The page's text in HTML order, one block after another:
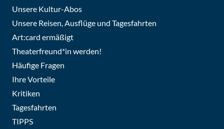
Unsere Kultur-Abos
Unsere Reisen, Ausflüge und Tagesfahrten
Art:card ermäßigt
Theaterfreund*in werden!
Häufige Fragen
Ihre Vorteile
Kritiken
Tagesfahrten
TIPPS